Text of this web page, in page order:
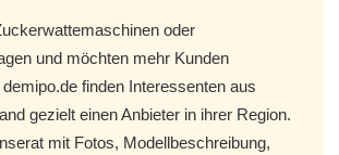
oder
und möchten mehr Kunden
finden Interessenten aus
gezielt einen Anbieter in ihrer Region.
mit Fotos, Modellbeschreibung,